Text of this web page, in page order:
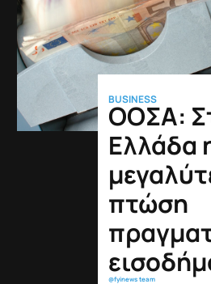
BUSINESS
ΟΟΣΑ:
Ελλάδα
πτώση
@fyinews team